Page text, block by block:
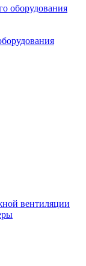
оборудования
вентиляции